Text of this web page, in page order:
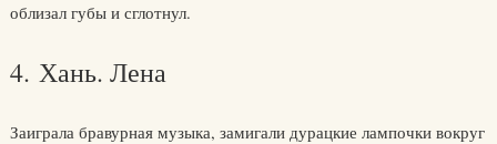
облизал губы и сглотнул.
4. Хань. Лена
Заиграла бравурная музыка, замигали дурацкие лампочки вокруг